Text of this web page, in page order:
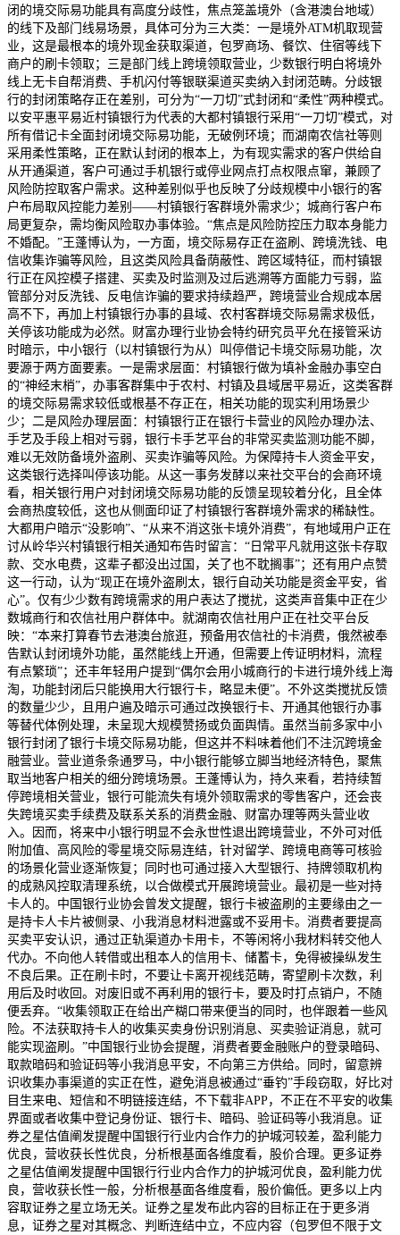
闭的境交际易功能具有高度分歧性，焦点笼盖境外（含港澳台地域）
的线下及部门线易场景，具体可分为三大类：一是境外ATM机取现营
业，这是最根本的境外现金获取渠道，包罗商场、餐饮、住宿等线下
商户的刷卡领取；三是部门线上跨境领取营业，少数银行明白将境外
线上无卡自帮消费、手机闪付等银联渠道买卖纳入封闭范畴。分歧银
行的封闭策略存正在差别，可分为“一刀切”式封闭和“柔性”两种模式。
以安平惠平易近村镇银行为代表的大都村镇银行采用“一刀切”模式，对
所有借记卡全面封闭境交际易功能，无破例环境；而湖南农信社等则
采用柔性策略，正在默认封闭的根本上，为有现实需求的客户供给自
从开通渠道，客户可通过手机银行或停业网点打点权限点窜，兼顾了
风险防控取客户需求。这种差别似乎也反映了分歧规模中小银行的客
户布局取风控能力差别——村镇银行客群境外需求少；城商行客户布
局更复杂，需均衡风险取办事体验。“焦点是风险防控压力取本身能力
不婚配。”王蓬博认为，一方面，境交际易存正在盗刷、跨境洗钱、电
信收集诈骗等风险，且这类风险具备荫蔽性、跨区域特征，而村镇银
行正在风控模子搭建、买卖及时监测及过后逃溯等方面能力亏弱，监
管部分对反洗钱、反电信诈骗的要求持续趋严，跨境营业合规成本居
高不下，再加上村镇银行办事的县域、农村客群境交际易需求极低，
关停该功能成为必然。财富办理行业协会特约研究员平允在接管采访
时暗示，中小银行（以村镇银行为从）叫停借记卡境交际易功能，次
要源于两方面要素。一是需求层面：村镇银行做为填补金融办事空白
的“神经末梢”，办事客群集中于农村、村镇及县域居平易近，这类客群
的境交际易需求较低或根基不存正在，相关功能的现实利用场景少
少；二是风险办理层面：村镇银行正在银行卡营业的风险办理办法、
手艺及手段上相对亏弱，银行卡手艺平台的非常买卖监测功能不脚，
难以无效防备境外盗刷、买卖诈骗等风险。为保障持卡人资金平安，
这类银行选择叫停该功能。从这一事务发酵以来社交平台的会商环境
看，相关银行用户对封闭境交际易功能的反馈呈现较着分化，且全体
会商热度较低，这也从侧面印证了村镇银行客群境外需求的稀缺性。
大都用户暗示“没影响”、“从来不消这张卡境外消费”，有地域用户正在
讨从岭华兴村镇银行相关通知布告时留言：“日常平凡就用这张卡存取
款、交水电费，这辈子都没出过国，关了也不耽搁事”；还有用户点赞
这一行动，认为“现正在境外盗刷太，银行自动关功能是资金平安，省
心”。仅有少少数有跨境需求的用户表达了搅扰，这类声音集中正在少
数城商行和农信社用户群体中。就湖南农信社用户正在社交平台反
映：“本来打算春节去港澳台旅逛，预备用农信社的卡消费，俄然被奉
告默认封闭境外功能，虽然能线上开通，但需要上传证明材料，流程
有点繁琐”；还丰年轻用户提到“偶尔会用小城商行的卡进行境外线上海
淘，功能封闭后只能换用大行银行卡，略显未便”。不外这类搅扰反馈
的数量少少，且用户遍及暗示可通过改换银行卡、开通其他银行办事
等替代体例处理，未呈现大规模赞扬或负面舆情。虽然当前多家中小
银行封闭了银行卡境交际易功能，但这并不料味着他们不注沉跨境金
融营业。营业道条条通罗马，中小银行能够立脚当地经济特色，聚焦
取当地客户相关的细分跨境场景。王蓬博认为，持久来看，若持续暂
停跨境相关营业，银行可能流失有境外领取需求的零售客户，还会丧
失跨境买卖手续费及联系关系的消费金融、财富办理等两头营业收
入。因而，将来中小银行明显不会永世性退出跨境营业，不外可对低
附加值、高风险的零星境交际易连结，针对留学、跨境电商等可核验
的场景化营业逐渐恢复；同时也可通过接入大型银行、持牌领取机构
的成熟风控取清理系统，以合做模式开展跨境营业。最初是一些对持
卡人的。中国银行业协会曾发文提醒，银行卡被盗刷的主要缘由之一
是持卡人卡片被侧录、小我消息材料泄露或不妥用卡。消费者要提高
买卖平安认识，通过正轨渠道办卡用卡，不等闲将小我材料转交他人
代办。不向他人转借或出租本人的信用卡、储蓄卡，免得被操纵发生
不良后果。正在刷卡时，不要让卡离开视线范畴，寄望刷卡次数，利
用后及时收回。对废旧或不再利用的银行卡，要及时打点销户，不随
便丢弃。“收集领取正在给出产糊口带来便当的同时，也伴跟着一些风
险。不法获取持卡人的收集买卖身份识别消息、买卖验证消息，就可
能实现盗刷。”中国银行业协会提醒，消费者要金融账户的登录暗码、
取款暗码和验证码等小我消息平安，不向第三方供给。同时，留意辨
识收集办事渠道的实正在性，避免消息被通过“垂钓”手段窃取，好比对
目生来电、短信和不明链接连结，不下载非APP，不正在不平安的收集
界面或者收集中登记身份证、银行卡、暗码、验证码等小我消息。证
券之星估值阐发提醒中国银行行业内合作力的护城河较差，盈利能力
优良，营收获长性优良，分析根基面各维度看，股价合理。更多证券
之星估值阐发提醒中国银行行业内合作力的护城河优良，盈利能力优
良，营收获长性一般，分析根基面各维度看，股价偏低。更多以上内
容取证券之星立场无关。证券之星发布此内容的目标正在于更多消
息，证券之星对其概念、判断连结中立，不应内容（包罗但不限于文